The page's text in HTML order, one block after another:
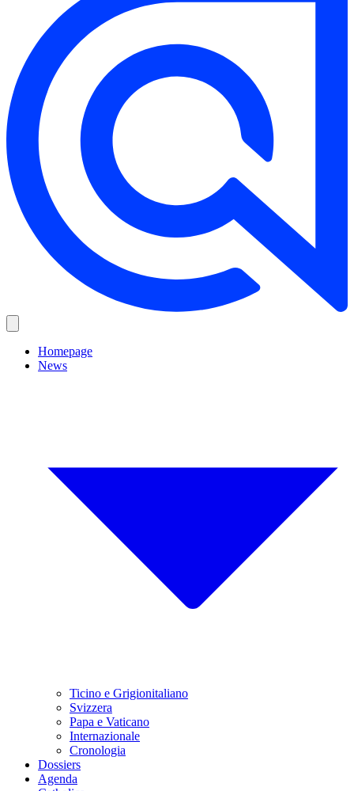
Homepage
News
Ticino e Grigionitaliano
Svizzera
Papa e Vaticano
Internazionale
Cronologia
Dossiers
Agenda